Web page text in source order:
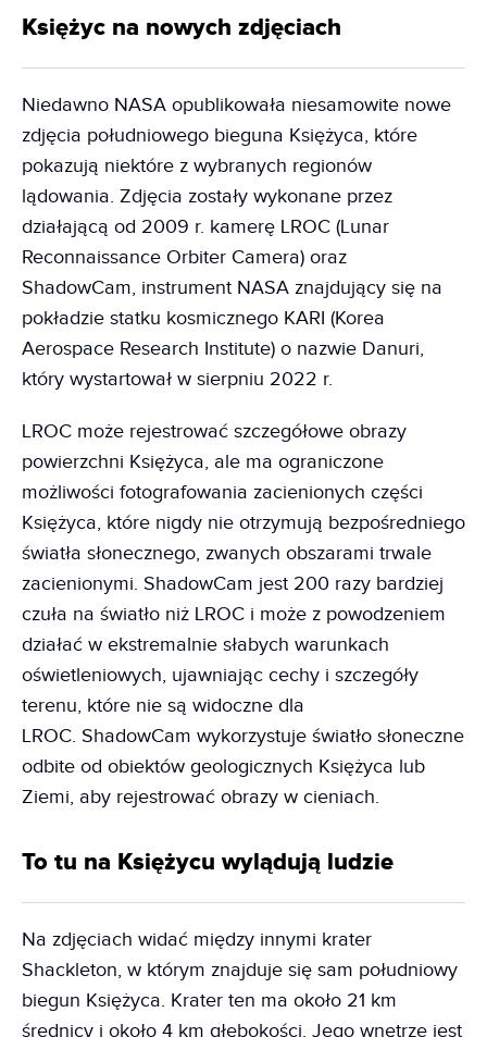
Księżyc na nowych zdjęciach
Niedawno NASA opublikowała niesamowite nowe
zdjęcia południowego bieguna Księżyca, które
pokazują niektóre z wybranych regionów
lądowania. Zdjęcia zostały wykonane przez
działającą od 2009 r. kamerę LROC (Lunar
Reconnaissance Orbiter Camera) oraz
ShadowCam, instrument NASA znajdujący się na
pokładzie statku kosmicznego KARI (Korea
Aerospace Research Institute) o nazwie Danuri,
który wystartował w sierpniu 2022 r.
LROC może rejestrować szczegółowe obrazy
powierzchni Księżyca, ale ma ograniczone
możliwości fotografowania zacienionych części
Księżyca, które nigdy nie otrzymują bezpośredniego
światła słonecznego, zwanych obszarami trwale
zacienionymi. ShadowCam jest 200 razy bardziej
czuła na światło niż LROC i może z powodzeniem
działać w ekstremalnie słabych warunkach
oświetleniowych, ujawniając cechy i szczegóły
terenu, które nie są widoczne dla
LROC. ShadowCam wykorzystuje światło słoneczne
odbite od obiektów geologicznych Księżyca lub
Ziemi, aby rejestrować obrazy w cieniach.
To tu na Księżycu wylądują ludzie
Na zdjęciach widać między innymi krater
Shackleton, w którym znajduje się sam południowy
biegun Księżyca. Krater ten ma około 21 km
średnicy i około 4 km głębokości. Jego wnętrze jest